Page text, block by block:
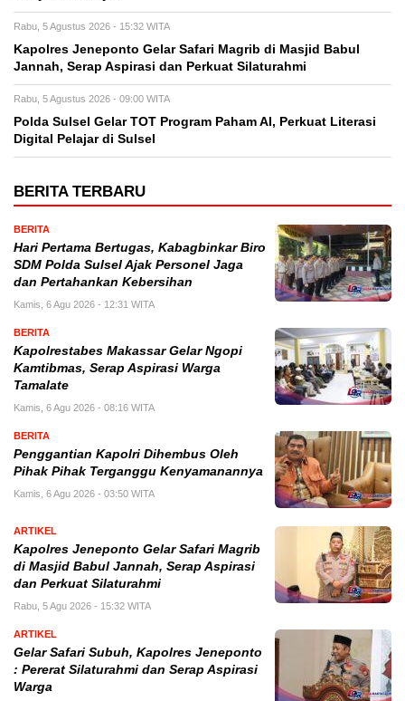
Rabu, 5 Agustus 2026 - 15:32 WITA
Kapolres Jeneponto Gelar Safari Magrib di Masjid Babul
Jannah, Serap Aspirasi dan Perkuat Silaturahmi
Rabu, 5 Agustus 2026 - 09:00 WITA
Polda Sulsel Gelar TOT Program Paham AI, Perkuat Literasi
Digital Pelajar di Sulsel
BERITA TERBARU
BERITA
Hari Pertama Bertugas, Kabagbinkar Biro
SDM Polda Sulsel Ajak Personel Jaga
dan Pertahankan Kebersihan
Kamis, 6 Agu 2026 - 12:31 WITA
BERITA
Kapolrestabes Makassar Gelar Ngopi
Kamtibmas, Serap Aspirasi Warga
Tamalate
Kamis, 6 Agu 2026 - 08:16 WITA
BERITA
Penggantian Kapolri Dihembus Oleh
Pihak Pihak Terganggu Kenyamanannya
Kamis, 6 Agu 2026 - 03:50 WITA
ARTIKEL
Kapolres Jeneponto Gelar Safari Magrib
di Masjid Babul Jannah, Serap Aspirasi
dan Perkuat Silaturahmi
Rabu, 5 Agu 2026 - 15:32 WITA
ARTIKEL
Gelar Safari Subuh, Kapolres Jeneponto
: Pererat Silaturahmi dan Serap Aspirasi
Warga